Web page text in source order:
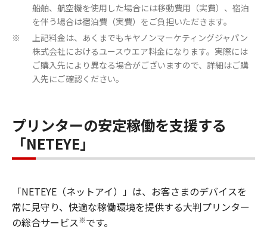
船舶、航空機を使用した場合には移動費用（実費）、宿泊
を伴う場合は宿泊費（実費）をご負担いただきます。
※
上記料金は、あくまでもキヤノンマーケティングジャパン
株式会社におけるユースウエア料金になります。実際には
ご購入先により異なる場合がございますので、詳細はご購
入先にご確認ください。
プリンターの安定稼働を支援する
「NETEYE」
「NETEYE（ネットアイ）」は、お客さまのデバイスを
常に見守り、快適な稼働環境を提供する大判プリンター
の総合サービス※です。